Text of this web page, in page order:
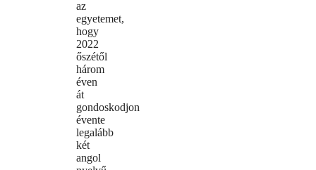
az
egyetemet,
hogy
2022
őszétől
három
éven
át
gondoskodjon
évente
legalább
két
angol